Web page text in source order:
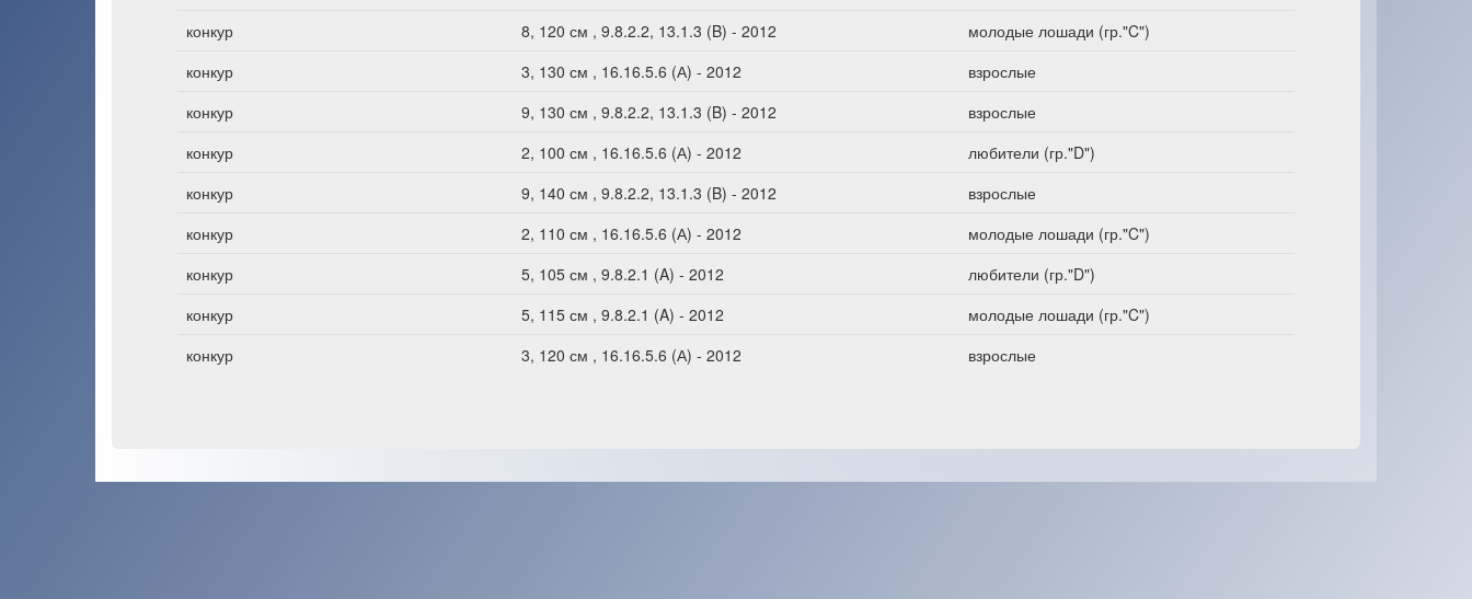
конкур
8, 120 см , 9.8.2.2, 13.1.3 (B) - 2012
молодые лошади (гр."C")
конкур
3, 130 см , 16.16.5.6 (А) - 2012
взрослые
конкур
9, 130 см , 9.8.2.2, 13.1.3 (B) - 2012
взрослые
конкур
2, 100 см , 16.16.5.6 (А) - 2012
любители (гр."D")
конкур
9, 140 см , 9.8.2.2, 13.1.3 (B) - 2012
взрослые
конкур
2, 110 см , 16.16.5.6 (А) - 2012
молодые лошади (гр."C")
конкур
5, 105 см , 9.8.2.1 (A) - 2012
любители (гр."D")
конкур
5, 115 см , 9.8.2.1 (A) - 2012
молодые лошади (гр."C")
конкур
3, 120 см , 16.16.5.6 (А) - 2012 взрослые